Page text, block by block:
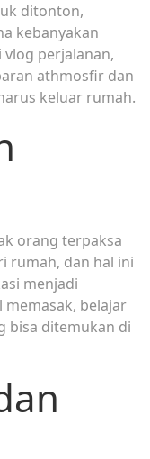
ditonton,
kebanyakan
perjalanan,
athmosfir dan
keluar rumah.
orang terpaksa
rumah, dan hal ini
menjadi
belajar
bisa ditemukan di